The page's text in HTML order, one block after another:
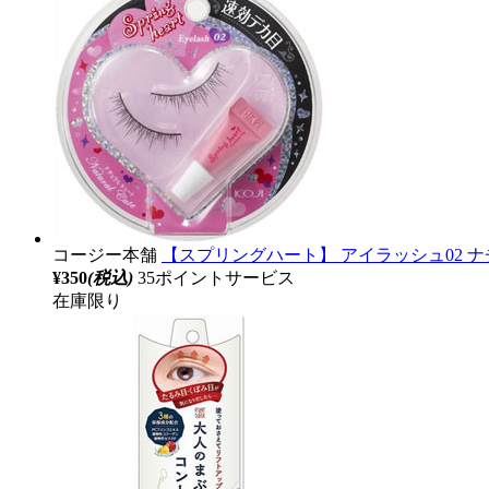
コージー本舗
【スプリングハート】 アイラッシュ02
¥350(税込) 35ポイントサービス
在庫限り